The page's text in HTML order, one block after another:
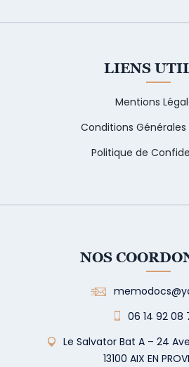
LIENS
Mentions
Conditions
Politique de
NOS
06 14 92 08
Le Salvator Bat A – 24
13100 AIX EN